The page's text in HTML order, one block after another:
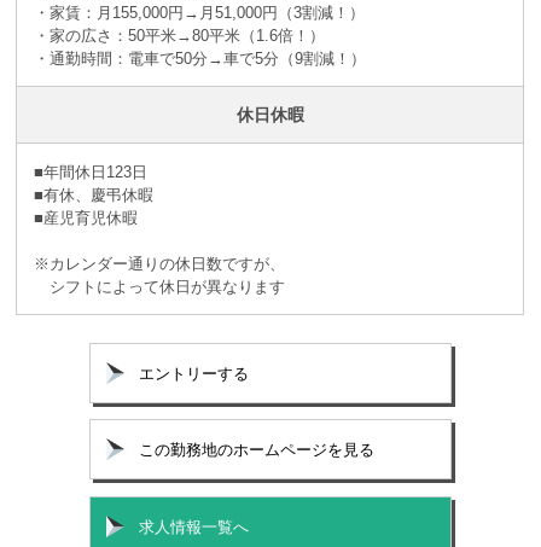
・家賃：月155,000円→月51,000円（3割減！）
・家の広さ：50平米→80平米（1.6倍！）
・通勤時間：電車で50分→車で5分（9割減！）
休日休暇
■年間休日123日
■有休、慶弔休暇
■産児育児休暇
※カレンダー通りの休日数ですが、
シフトによって休日が異なります
エントリーする
この勤務地のホームページを見る
求人情報一覧へ